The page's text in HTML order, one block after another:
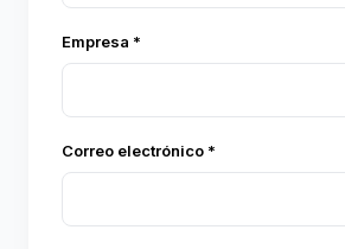
Empresa *
Correo electrónico *